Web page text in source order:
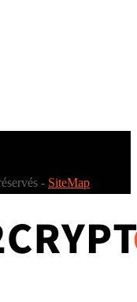
- SiteMap